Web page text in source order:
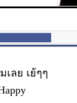
ลย เย้ๆๆ